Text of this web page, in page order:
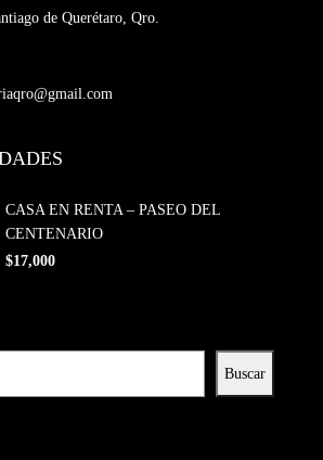
de Querétaro, Qro.
CASA EN RENTA – PASEO DEL
CENTENARIO
$17,000
Buscar